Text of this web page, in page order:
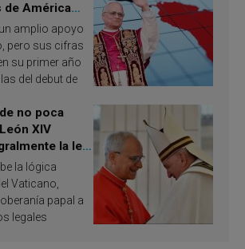
de América
Publican
amplio apoyo
pero sus cifras
su primer año
del debut de
no poca
XIV
la ley
Francisco
la lógica
Vaticano,
papal a
legales